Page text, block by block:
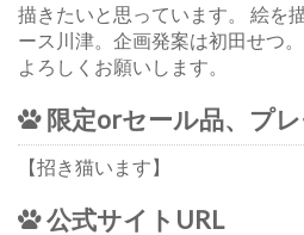
描きたいと思っています。 絵を
ース川津。企画発案は初田せつ
よろしくお願いします。
限定orセール品、プ
【招き猫います】
公式サイトURL